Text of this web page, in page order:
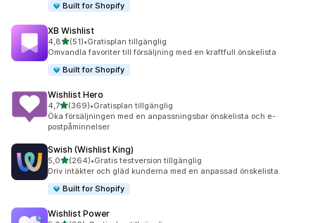
Built for Shopify
XB Wishlist
4,8av 5 stjärnor
(51)
51 recensioner totalt
•Gratisplan tillgänglig
Omvandla favoriter till försäljning med en kraftfull önskelista
Built for Shopify
Wishlist Hero
4,7av 5 stjärnor
(369)
369 recensioner totalt
•Gratisplan tillgänglig
Öka försäljningen med en anpassningsbar önskelista och e-
postpåminnelser
Swish (Wishlist King)
5,0av 5 stjärnor
(264)
264 recensioner totalt
•Gratis testversion tillgänglig
Driv intäkter och gläd kunderna med en anpassad önskelista.
Built for Shopify
Wishlist Power